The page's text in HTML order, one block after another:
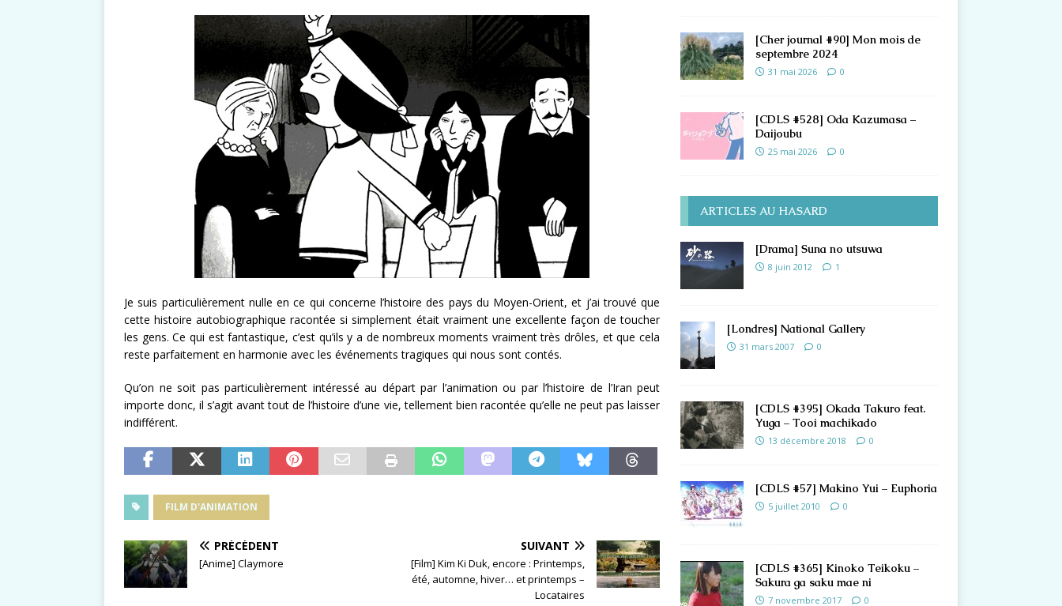
Je suis particulièrement nulle en ce qui concerne l’histoire des pays du Moyen-Orient, et j’ai trouvé que
cette histoire autobiographique racontée si simplement était vraiment une excellente façon de toucher
les gens. Ce qui est fantastique, c’est qu’ils y a de nombreux moments vraiment très drôles, et que cela
reste parfaitement en harmonie avec les événements tragiques qui nous sont contés.
Qu’on ne soit pas particulièrement intéressé au départ par l’animation ou par l’histoire de l’Iran peut
importe donc, il s’agit avant tout de l’histoire d’une vie, tellement bien racontée qu’elle ne peut pas laisser
indifférent.
FILM D'ANIMATION
PRÉCÉDENT
[Anime] Claymore
SUIVANT
[Film] Kim Ki Duk, encore : Printemps,
été, automne, hiver… et printemps –
Locataires
[Cher journal #90] Mon mois de
septembre 2024
31 mai 2026 0
[CDLS #528] Oda Kazumasa –
Daijoubu
25 mai 2026 0
ARTICLES AU HASARD
[Drama] Suna no utsuwa
8 juin 2012 1
[Londres] National Gallery
31 mars 2007 0
[CDLS #395] Okada Takuro feat.
Yuga – Tooi machikado
13 décembre 2018 0
[CDLS #57] Makino Yui – Euphoria
5 juillet 2010 0
[CDLS #365] Kinoko Teikoku –
Sakura ga saku mae ni
7 novembre 2017 0